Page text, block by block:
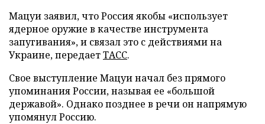
Мацуи заявил, что Россия якобы «использует
ядерное оружие в качестве инструмента
запугивания», и связал это с действиями на
Украине, передаетТАСС.
Свое выступление Мацуи начал без прямого
упоминания России, называя ее «большой
державой». Однако позднее в речи он напрямую
упомянул Россию.